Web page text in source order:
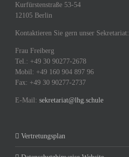
Kurfürstenstraße 53-54
12105 Berlin
Kontaktieren Sie gern unser Sekretariat:
Frau Freiberg
Tel.: +49 30 90277-2678
Mobil: +49 160 904 897 96
Fax: +49 30 90277-2737
E-Mail: sekretariat@lhg.schule
Vertretungsplan